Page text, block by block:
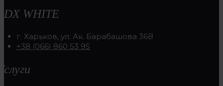
WHITE
г. Харьков, ул. Ак. Барабашова 36В
+38 (066) 860 53 95